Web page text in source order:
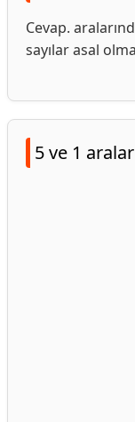
Cevap.
sayılar asal
5 ve 1